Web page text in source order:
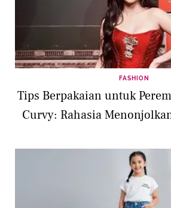
FASHION
Tips Berpakaian untuk
Curvy: Rahasia